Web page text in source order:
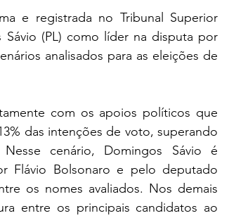
e registrada no Tribunal Superior
(PL) como líder na disputa por
analisados para as eleições de
com os apoios políticos que
das intenções de voto, superando
cenário, Domingos Sávio é
Flávio Bolsonaro e pelo deputado
os nomes avaliados. Nos demais
entre os principais candidatos ao